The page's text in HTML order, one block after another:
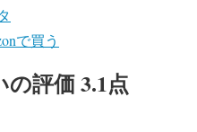
で買う
評価 3.1点